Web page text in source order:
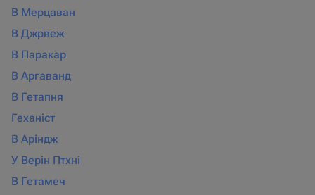
В Мерцаван
В Джрвеж
В Паракар
В Аргаванд
В Гетапня
Геханіст
В Аріндж
У Верін Птхні
В Гетамеч